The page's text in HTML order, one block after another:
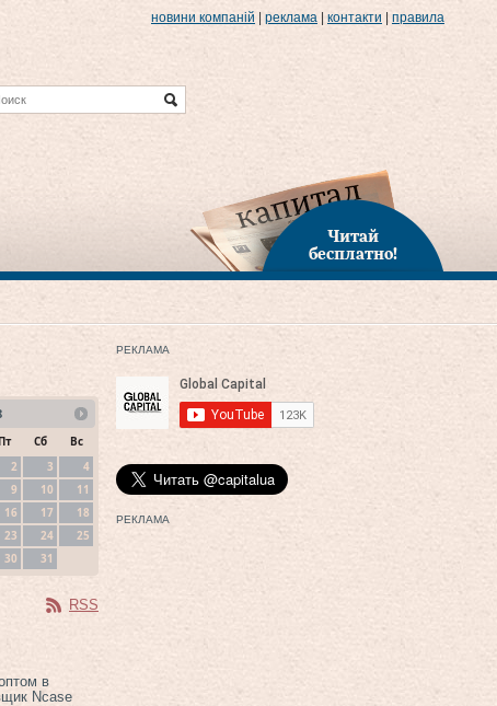
новини компаній реклама контакти правила
Читай
бесплатно!
Пт Сб
Вс
2 3
4
9 10
11
16 17
18
23 24
25
30 31
RSS
в
Ncase
РЕКЛАМА
РЕКЛАМА